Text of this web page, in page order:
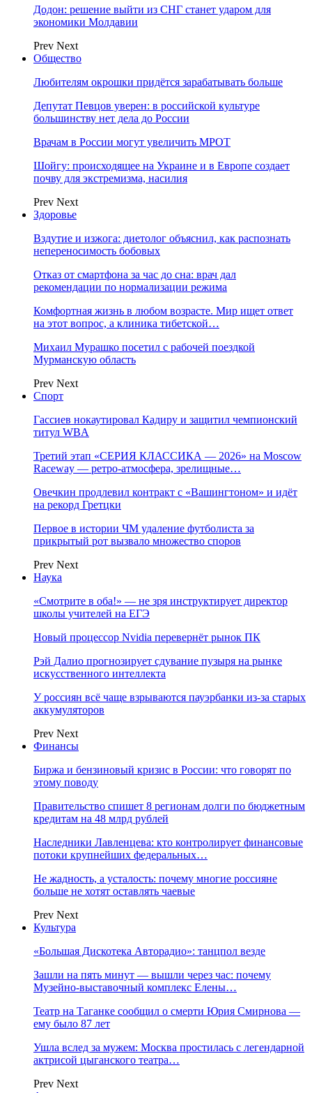
Додон: решение выйти из СНГ станет ударом для
экономики Молдавии
Prev Next
Общество
Любителям окрошки придётся зарабатывать больше
Депутат Певцов уверен: в российской культуре
большинству нет дела до России
Врачам в России могут увеличить МРОТ
Шойгу: происходящее на Украине и в Европе создает
почву для экстремизма, насилия
Prev Next
Здоровье
Вздутие и изжога: диетолог объяснил, как распознать
непереносимость бобовых
Отказ от смартфона за час до сна: врач дал
рекомендации по нормализации режима
Комфортная жизнь в любом возрасте. Мир ищет ответ
на этот вопрос, а клиника тибетской…
Михаил Мурашко посетил с рабочей поездкой
Мурманскую область
Prev Next
Спорт
Гассиев нокаутировал Кадиру и защитил чемпионский
титул WBA
Третий этап «СЕРИЯ КЛАССИКА — 2026» на Moscow
Raceway — ретро‑атмосфера, зрелищные…
Овечкин продлевил контракт с «Вашингтоном» и идёт
на рекорд Гретцки
Первое в истории ЧМ удаление футболиста за
прикрытый рот вызвало множество споров
Prev Next
Наука
«Смотрите в оба!» — не зря инструктирует директор
школы учителей на ЕГЭ
Новый процессор Nvidia перевернёт рынок ПК
Рэй Далио прогнозирует сдувание пузыря на рынке
искусственного интеллекта
У россиян всё чаще взрываются пауэрбанки из-за старых
аккумуляторов
Prev Next
Финансы
Биржа и бензиновый кризис в России: что говорят по
этому поводу
Правительство спишет 8 регионам долги по бюджетным
кредитам на 48 млрд рублей
Наследники Лавленцева: кто контролирует финансовые
потоки крупнейших федеральных…
Не жадность, а усталость: почему многие россияне
больше не хотят оставлять чаевые
Prev Next
Культура
«Большая Дискотека Авторадио»: танцпол везде
Зашли на пять минут — вышли через час: почему
Музейно-выставочный комплекс Елены…
Театр на Таганке сообщил о смерти Юрия Смирнова —
ему было 87 лет
Ушла вслед за мужем: Москва простилась с легендарной
актрисой цыганского театра…
Prev Next